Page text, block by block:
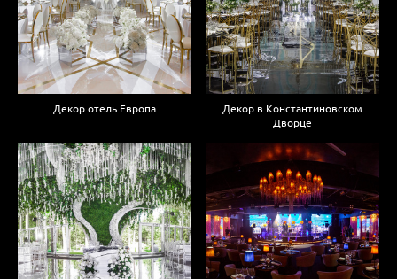
Декор отель Европа
Декор в Константиновском
Дворце